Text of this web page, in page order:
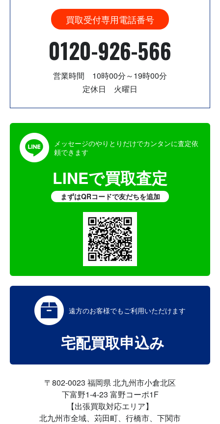
買取受付専用電話番号
0120-926-566
営業時間 10時00分～19時00分
定休日 火曜日
メッセージのやりとりだけでカンタンに査定依
頼できます
LINEで買取査定
まずはQRコードで友だちを追加
遠方のお客様でもご利用いただけます
宅配買取申込み
〒802-0023 福岡県 北九州市小倉北区
下富野1-4-23 富野コーポ1F
【出張買取対応エリア】
北九州市全域、苅田町、行橋市、下関市